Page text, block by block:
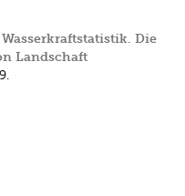
Die
Landschaft